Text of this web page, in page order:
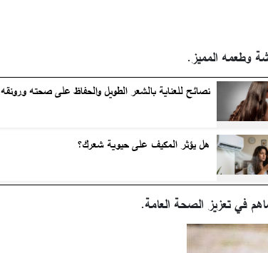
وطعمه المميز.
نصائح للعناية بالشعر الطويل والحفاظ على صحته ورونقه
هل يؤثر المكيف على حيوية شعرك؟
في تعزيز الصحة العامة.